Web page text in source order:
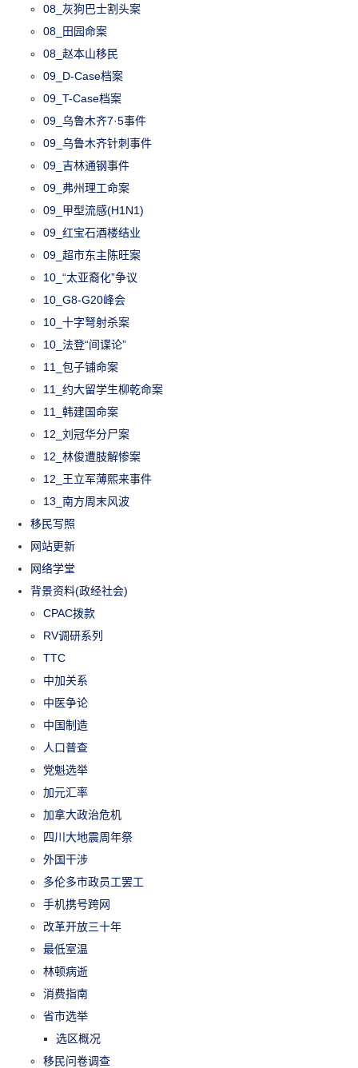
08_灰狗巴士割头案
08_田园命案
08_赵本山移民
09_D-Case档案
09_T-Case档案
09_乌鲁木齐7·5事件
09_乌鲁木齐针刺事件
09_吉林通钢事件
09_弗州理工命案
09_甲型流感(H1N1)
09_红宝石酒楼结业
09_超市东主陈旺案
10_“太亚裔化”争议
10_G8-G20峰会
10_十字弩射杀案
10_法登“间谍论”
11_包子铺命案
11_约大留学生柳乾命案
11_韩建国命案
12_刘冠华分尸案
12_林俊遭肢解惨案
12_王立军薄熙来事件
13_南方周末风波
移民写照
网站更新
网络学堂
背景资料(政经社会)
CPAC拨款
RV调研系列
TTC
中加关系
中医争论
中国制造
人口普查
党魁选举
加元汇率
加拿大政治危机
四川大地震周年祭
外国干涉
多伦多市政员工罢工
手机携号跨网
改革开放三十年
最低室温
林顿病逝
消费指南
省市选举
选区概况
移民问卷调查